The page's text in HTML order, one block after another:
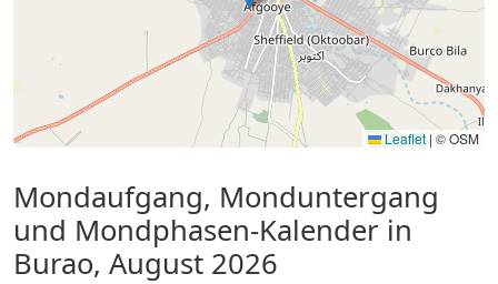
Leaflet | © OSM
Mondaufgang, Monduntergang
und Mondphasen-Kalender in
Burao, August 2026